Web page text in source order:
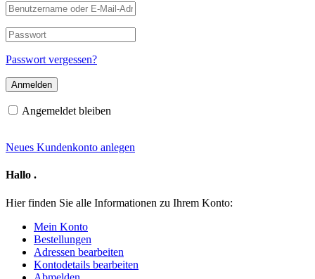
Benutzername
oder
E-
Mail-
Adresse
Passwort
Passwort vergessen?
Angemeldet bleiben
Neues Kundenkonto anlegen
Hallo .
Hier finden Sie alle Informationen zu Ihrem Konto:
Mein Konto
Bestellungen
Adressen bearbeiten
Kontodetails bearbeiten